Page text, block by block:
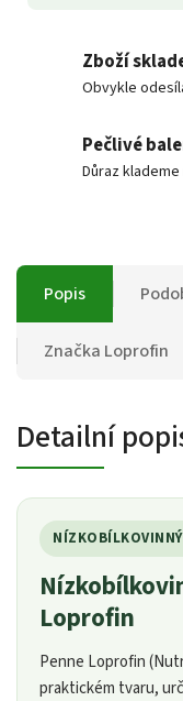
Zboží
Obvykle
Pečlivé
Důraz
Popis
Značka Loprofin
Detailní
Loprofin
Penne Loprofin
praktickém tvaru,